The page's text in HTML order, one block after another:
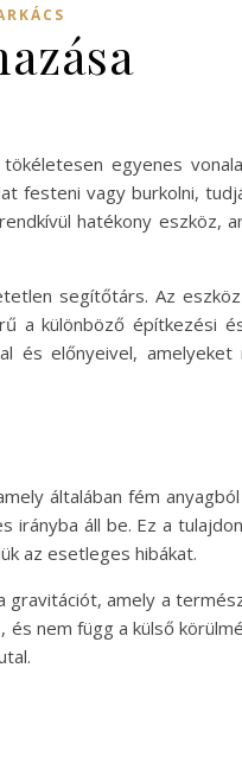
egyenes
festeni vagy burkolni,
hatékony eszköz,
segítőtárs. Az
a különböző építkezési
és előnyeivel, amelyeket
általában fém
áll be. Ez a
az esetleges hibákat.
amely a
nem függ a külső